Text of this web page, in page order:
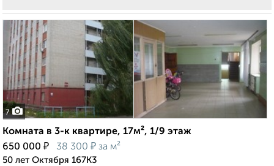
7
Комната в 3-к квартире, 17м², 1/9 этаж
650 000 ₽ 38 300 ₽ за м²
50 лет Октября 167К3